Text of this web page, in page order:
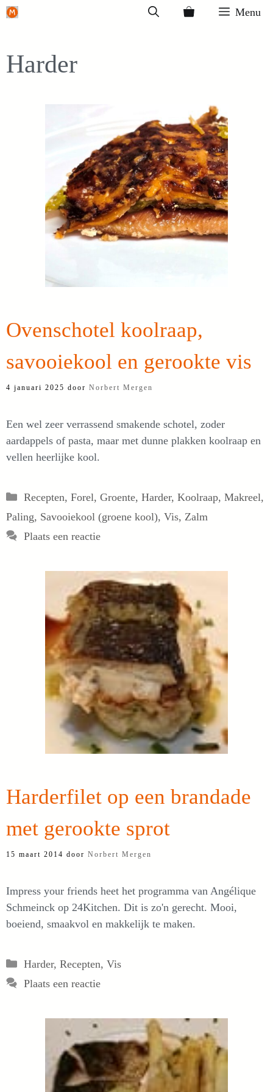
Ga
inhoud
Menu
Harder
Ovenschotel koolraap,
savooiekool en gerookte vis
4 januari 2025 door Norbert Mergen
Een wel zeer verrassend smakende schotel, zoder
aardappels of pasta, maar met dunne plakken koolraap en
vellen heerlijke kool.
Categorieën
Recepten, Forel, Groente, Harder, Koolraap, Makreel,
Paling, Savooiekool (groene kool), Vis, Zalm
Plaats een reactie
Harderfilet op een brandade
met gerookte sprot
15 maart 2014 door Norbert Mergen
Impress your friends heet het programma van Angélique
Schmeinck op 24Kitchen. Dit is zo'n gerecht. Mooi,
boeiend, smaakvol en makkelijk te maken.
Categorieën
Harder, Recepten, Vis
Plaats een reactie